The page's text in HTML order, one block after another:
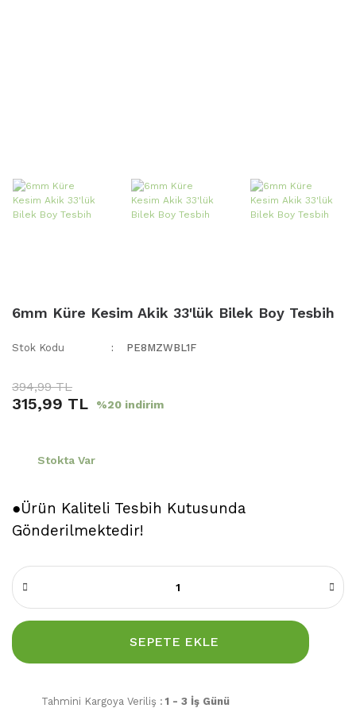
6mm Küre Kesim Akik 33'lük Bilek Boy Tesbih
Stok Kodu PE8MZWBL1F
394,99 TL
315,99 TL %20 indirim
Stokta Var
●Ürün Kaliteli Tesbih Kutusunda
Gönderilmektedir!
SEPETE EKLE
Tahmini Kargoya Veriliş : 1 - 3 İş Günü